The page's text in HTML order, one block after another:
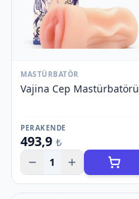
MASTÜRBATÖR
Vajina Cep Mastürbatörü
PERAKENDE
493,9 ₺
1